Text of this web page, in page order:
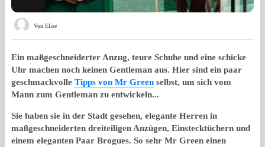
Von Elise
Ein maßgeschneiderter Anzug, teure Schuhe und eine schicke
Uhr machen noch keinen Gentleman aus. Hier sind ein paar
geschmackvolle Tipps von Mr Green selbst, um sich vom
Mann zum Gentleman zu entwickeln...
Sie haben sie in der Stadt gesehen, elegante Herren in
maßgeschneiderten dreiteiligen Anzügen, Einstecktüchern und
einem eleganten Paar Brogues. So sehr Mr Green einen